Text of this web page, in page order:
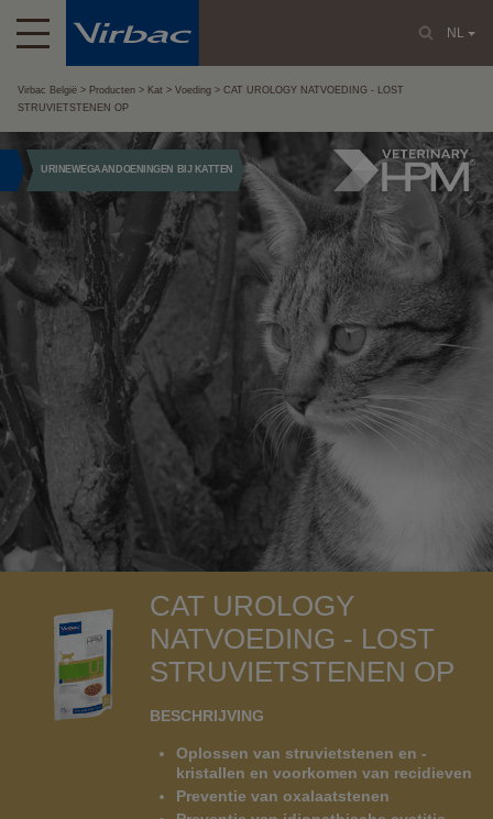
NL
Virbac België Producten Kat Voeding
CAT UROLOGY NATVOEDING - LOST
STRUVIETSTENEN OP
URINEWEGAANDOENINGEN BIJ KATTEN
CAT UROLOGY
NATVOEDING - LOST
STRUVIETSTENEN OP
BESCHRIJVING
Oplossen van struvietstenen en -
kristallen en voorkomen van recidieven
Preventie van oxalaatstenen